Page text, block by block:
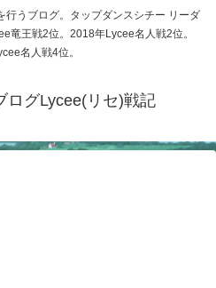
行うブログ。タップダンスシチー リーダ
竜王戦2位。2018年Lycee名人戦2位。
名人戦4位。
ログLycee(リセ)戦記